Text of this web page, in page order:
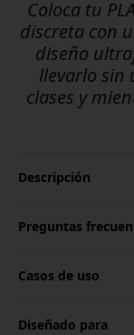
Coloca tu
discreta con
diseño
llevarlo sin
clases y
Descripción
Preguntas
Casos de uso
Diseñado para